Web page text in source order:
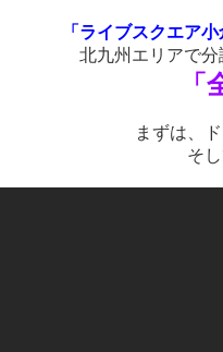
「ライブスクエア
北九州エリアで
まずは、
そ